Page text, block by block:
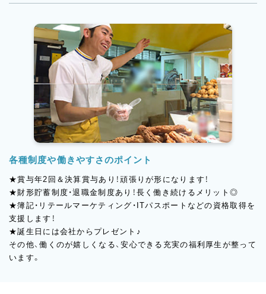
各種制度や働きやすさのポイント
★賞与年2回＆決算賞与あり！頑張りが形になります！
★財形貯蓄制度・退職金制度あり！長く働き続けるメリット◎
★簿記・リテールマーケティング・ITパスポートなどの資格取得を
支援します！
★誕生日には会社からプレゼント♪
その他、働くのが嬉しくなる、安心できる充実の福利厚生が整って
います。